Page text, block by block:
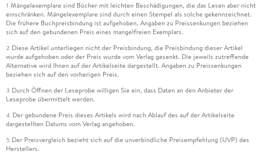
1 Mängelexemplare sind Bücher mit leichten Beschädigungen, die das Lesen aber nicht
einschränken. Mängelexemplare sind durch einen Stempel als solche gekennzeichnet.
Die frühere Buchpreisbindung ist aufgehoben. Angaben zu Preissenkungen beziehen
sich auf den gebundenen Preis eines mangelfreien Exemplars.
2 Diese Artikel unterliegen nicht der Preisbindung, die Preisbindung dieser Artikel
wurde aufgehoben oder der Preis wurde vom Verlag gesenkt. Die jeweils zutreffende
Alternative wird Ihnen auf der Artikelseite dargestellt. Angaben zu Preissenkungen
beziehen sich auf den vorherigen Preis.
3 Durch Öffnen der Leseprobe willigen Sie ein, dass Daten an den Anbieter der
Leseprobe übermittelt werden.
4 Der gebundene Preis dieses Artikels wird nach Ablauf des auf der Artikelseite
dargestellten Datums vom Verlag angehoben.
5 Der Preisvergleich bezieht sich auf die unverbindliche Preisempfehlung (UVP) des
Herstellers.